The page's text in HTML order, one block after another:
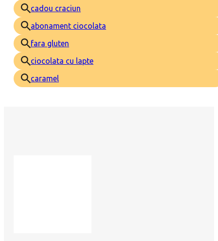
cadou craciun
abonament ciocolata
fara gluten
ciocolata cu lapte
caramel